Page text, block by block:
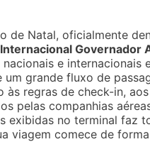
de Natal, oficialmente
Governador
e internacionais
um grande fluxo de
às regras de check-in,
pelas companhias
exibidas no terminal faz
viagem comece de